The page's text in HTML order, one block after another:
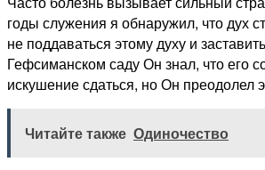
годы служения я обнаружил, что дух
не поддаваться этому духу и
Гефсиманском саду Он знал, что его
искушение сдаться, но Он преодолел
Читайте также Одиночество